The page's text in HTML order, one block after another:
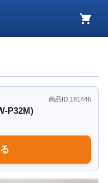
カ
商品ID:181446
P32M)